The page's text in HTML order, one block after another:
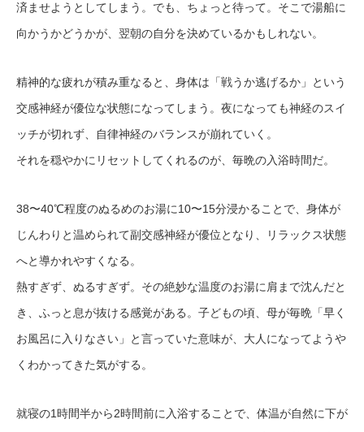
済ませようとしてしまう。でも、ちょっと待って。そこで湯船に
向かうかどうかが、翌朝の自分を決めているかもしれない。
精神的な疲れが積み重なると、身体は「戦うか逃げるか」という
交感神経が優位な状態になってしまう。夜になっても神経のスイ
ッチが切れず、自律神経のバランスが崩れていく。
それを穏やかにリセットしてくれるのが、毎晩の入浴時間だ。
38〜40℃程度のぬるめのお湯に10〜15分浸かることで、身体が
じんわりと温められて副交感神経が優位となり、リラックス状態
へと導かれやすくなる。
熱すぎず、ぬるすぎず。その絶妙な温度のお湯に肩まで沈んだと
き、ふっと息が抜ける感覚がある。子どもの頃、母が毎晩「早く
お風呂に入りなさい」と言っていた意味が、大人になってようや
くわかってきた気がする。
就寝の1時間半から2時間前に入浴することで、体温が自然に下が